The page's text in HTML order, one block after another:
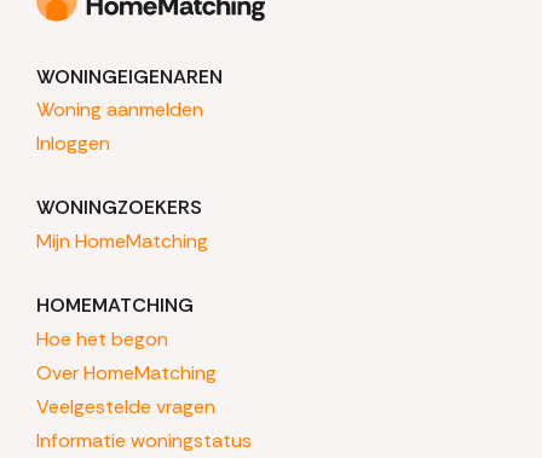
WONINGEIGENAREN
Woning aanmelden
Inloggen
WONINGZOEKERS
Mijn HomeMatching
HOMEMATCHING
Hoe het begon
Over HomeMatching
Veelgestelde vragen
Informatie woningstatus